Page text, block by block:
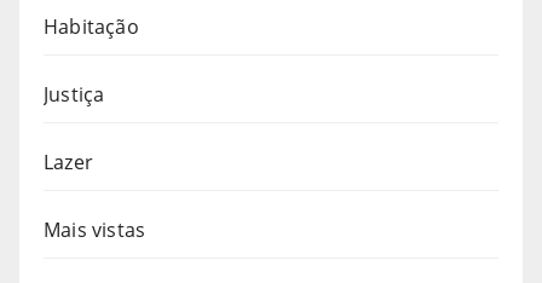
Habitação
Justiça
Lazer
Mais vistas